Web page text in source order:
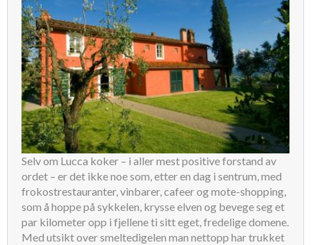
Selv om Lucca koker – i aller mest positive forstand av
ordet – er det ikke noe som, etter en dag i sentrum, med
frokostrestauranter, vinbarer, cafeer og mote-shopping,
som å hoppe på sykkelen, krysse elven og bevege seg et
par kilometer opp i fjellene ti sitt eget, fredelige domene.
Med utsikt over smeltedigelen man nettopp har trukket